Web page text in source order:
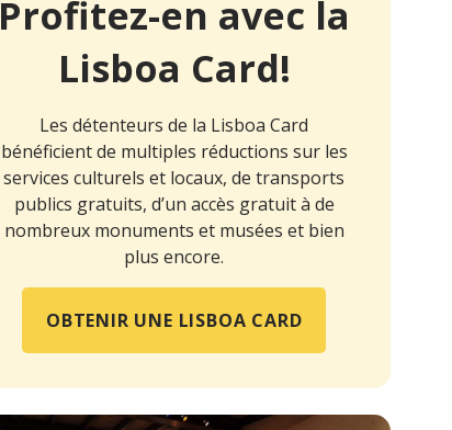
Profitez-en avec la
Lisboa Card!
Les détenteurs de la Lisboa Card
bénéficient de multiples réductions sur les
services culturels et locaux, de transports
publics gratuits, d’un accès gratuit à de
nombreux monuments et musées et bien
plus encore.
OBTENIR UNE LISBOA CARD